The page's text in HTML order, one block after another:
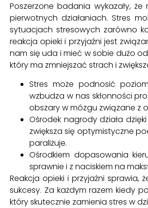
Poszerzone badania wykazały,
pierwotnych działaniach. Stres
sytuacjach stresowych zarówno
reakcja opieki i przyjaźni jest
nam się uda i mieć w sobie dużo
który ma zmniejszać strach i
Stres może podnosić
wzbudza w nas skłonności
obszary w mózgu związane z
Ośrodek nagrody działa
zwiększa się optymistyczne
paraliżuje.
Ośrodkiem dopasowania
sprawnie i z naciskiem na
Reakcja opieki i przyjaźni sprawia,
sukcesy. Za każdym razem kiedy
który skutecznie zamienia stres w